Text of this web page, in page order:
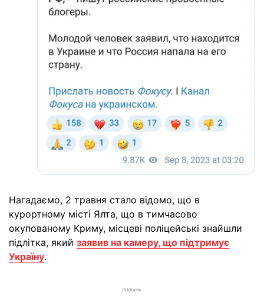
Нагадаємо, 2 травня стало відомо, що в
курортному місті Ялта, що в тимчасово
окупованому Криму, місцеві поліцейські знайшли
підлітка, який заявив на камеру, що підтримує
Україну.
РЕКЛАМА